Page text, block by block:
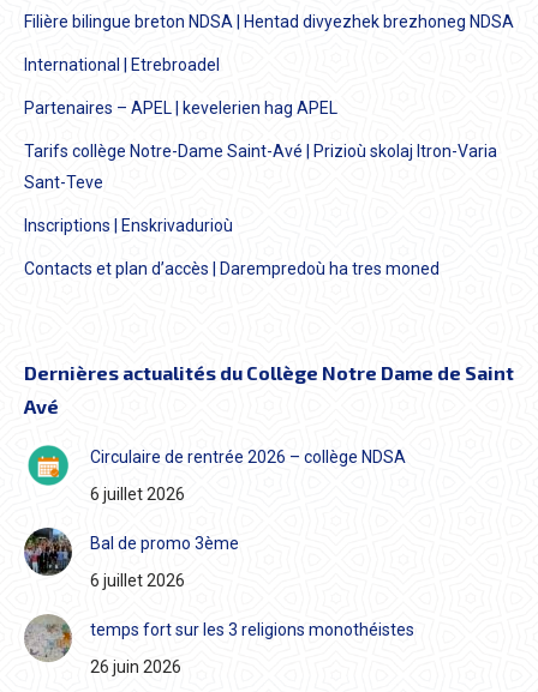
Filière bilingue breton NDSA | Hentad divyezhek brezhoneg NDSA
International | Etrebroadel
Partenaires – APEL | kevelerien hag APEL
Tarifs collège Notre-Dame Saint-Avé | Prizioù skolaj Itron-Varia
Sant-Teve
Inscriptions | Enskrivadurioù
Contacts et plan d’accès | Darempredoù ha tres moned
Dernières actualités du Collège Notre Dame de Saint
Avé
Circulaire de rentrée 2026 – collège NDSA
6 juillet 2026
Bal de promo 3ème
6 juillet 2026
temps fort sur les 3 religions monothéistes
26 juin 2026